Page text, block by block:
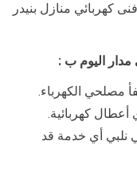
كهربائي منازل بنيدر
مدار اليوم ب :
مصلحي الكهرباء.
أعطال كهربائية.
لكي نلبي أي خدمة قد